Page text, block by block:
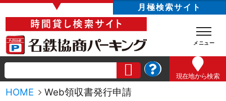
▼ 月極検索サイト
現在地から検索
HOME Web領収書発行申請